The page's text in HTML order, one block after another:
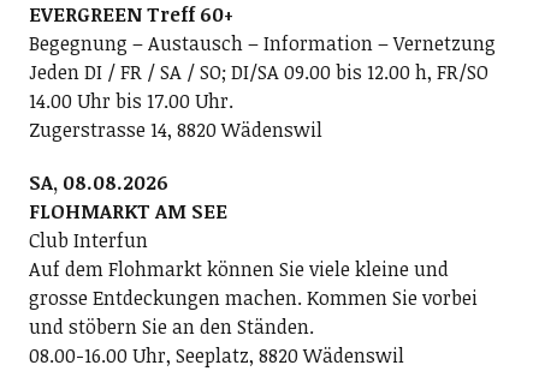
EVERGREEN Treff 60+
Begegnung – Austausch – Information – Vernetzung
Jeden DI / FR / SA / SO; DI/SA 09.00 bis 12.00 h, FR/SO
14.00 Uhr bis 17.00 Uhr.
Zugerstrasse 14, 8820 Wädenswil
SA, 08.08.2026
FLOHMARKT AM SEE
Club Interfun
Auf dem Flohmarkt können Sie viele kleine und
grosse Entdeckungen machen. Kommen Sie vorbei
und stöbern Sie an den Ständen.
08.00-16.00 Uhr, Seeplatz, 8820 Wädenswil